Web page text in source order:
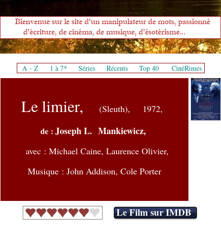
Bienvenue sur le site d'un manipulateur de mots, passionné
d'écriture, de cinéma, de musique, d'ésotérisme...
A - Z 1 à 7* Séries Récents Top 40 CinéRimes
Le limier, (Sleuth), 1972,
de : Joseph L. Mankiewicz,
avec : Michael Caine, Laurence Olivier,
Musique : John Addison, Cole Porter
Le Film sur IMDB